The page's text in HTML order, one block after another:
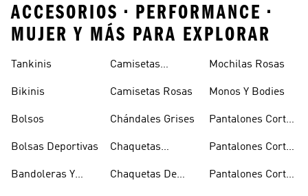
ACCESORIOS • PERFORMANCE •
MUJER Y MÁS PARA EXPLORAR
Tankinis
Bikinis
Bolsos
Bolsas Deportivas
Bandoleras Y
Camisetas
Camisetas Rosas
Chándales Grises
Chaquetas
Acolchados
Chaquetas De
Mochilas Rosas
Monos Y Bodies
Pantalones Cortos
Pantalones Cortos
Pantalones Cortos